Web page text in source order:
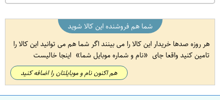
شما هم فروشنده این کالا شوید
هر روزه صدها خریدار این کالا را می بینند اگر شما هم می توانید این کالا را
تامین کنید واقعا جای
نام و شماره موبایل شما اینجا خالیست
هم اکنون نام و موبایلتان را اضافه کنید